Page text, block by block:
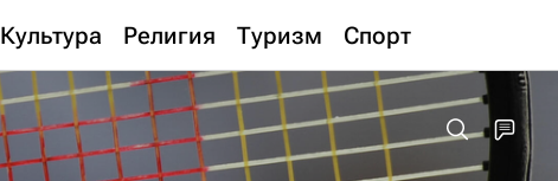
Культура Религия Туризм Спорт